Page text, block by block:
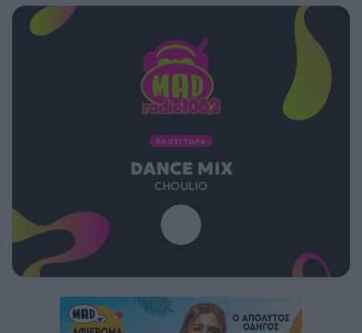
ΠΑΙΖΕΙ ΤΩΡΑ
DANCE MIX
CHOULIO